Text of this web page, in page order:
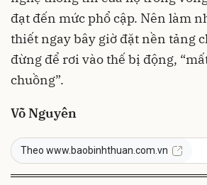
đạt đến mức phổ cập. Nên làm
thiết ngay bây giờ đặt nền tảng
đừng để rơi vào thế bị động,
chuồng”.
Võ Nguyên
Theo www.baobinhthuan.com.vn